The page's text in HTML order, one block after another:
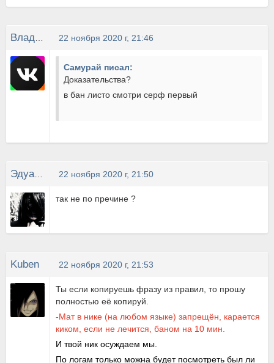
22 ноября 2020 г, 21:46
Самурай писал:
Доказательства?
в бан листо смотри серф первый
22 ноября 2020 г, 21:50
так не по пречине ?
Kuben 22 ноября 2020 г, 21:53
Ты если копируешь фразу из правил, то прошу
полностью её копируй.
-Мат в нике (на любом языке) запрещён, карается
киком, если не лечится, баном на 10 мин.
И твой ник осуждаем мы.
По логам только можна будет посмотреть был ли